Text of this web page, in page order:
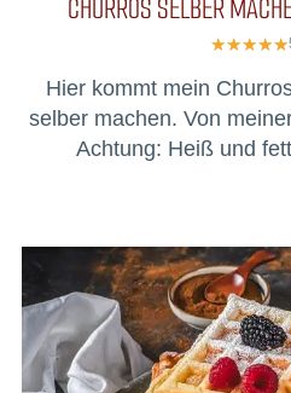
CHURROS SELBER
Hier kommt mein
selber machen. Von
Achtung: Heiß und